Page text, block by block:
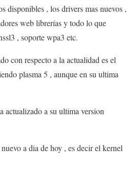
disponibles , los drivers mas nuevos ,
web librerías y todo lo que
, soporte wpa3 etc.
con respecto a la actualidad es el
plasma 5 , aunque en su ultima
actualizado a su ultima version
a dia de hoy , es decir el kernel